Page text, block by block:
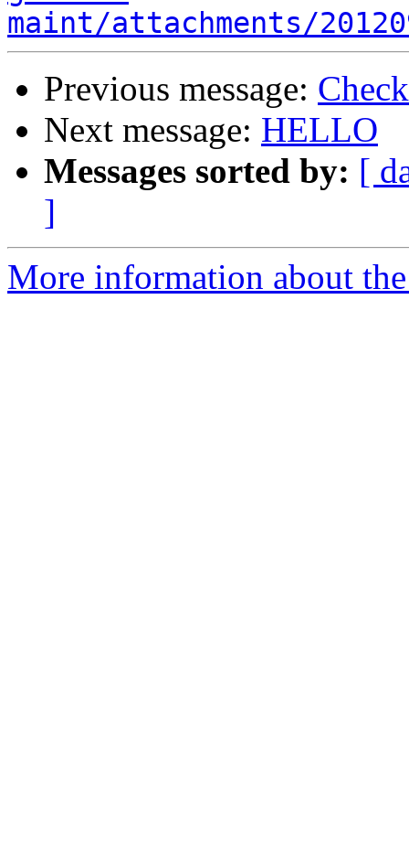
maint/attachments/
Previous message:
Next message: HELLO
Messages sorted by: [
]
More information about